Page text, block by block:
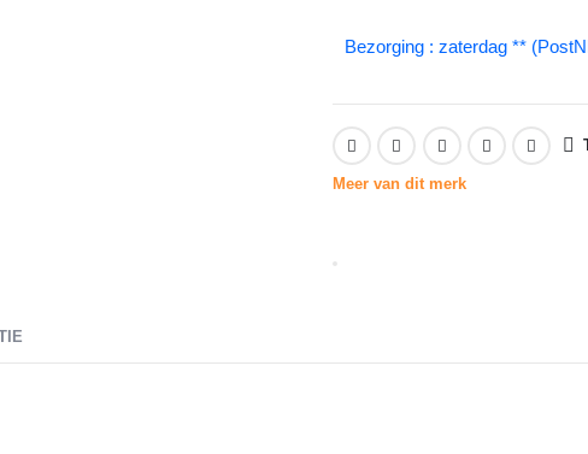
Bezorging : zaterdag **
Meer van dit merk